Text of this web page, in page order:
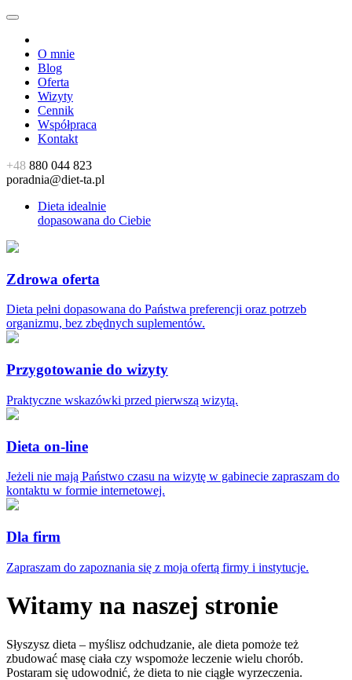
O mnie
Blog
Oferta
Wizyty
Cennik
Współpraca
Kontakt
+48 880 044 823
poradnia@diet-ta.pl
Dieta idealnie
dopasowana do Ciebie
Zdrowa oferta
Dieta pełni dopasowana do Państwa preferencji oraz potrzeb
organizmu, bez zbędnych suplementów.
Przygotowanie do wizyty
Praktyczne wskazówki przed pierwszą wizytą.
Dieta on-line
Jeżeli nie mają Państwo czasu na wizytę w gabinecie zapraszam do
kontaktu w formie internetowej.
Dla firm
Zapraszam do zapoznania się z moja ofertą firmy i instytucje.
Witamy na naszej stronie
Słyszysz dieta – myślisz odchudzanie, ale dieta pomoże też
zbudować masę ciała czy wspomoże leczenie wielu chorób.
Postaram się udowodnić, że dieta to nie ciągłe wyrzeczenia.